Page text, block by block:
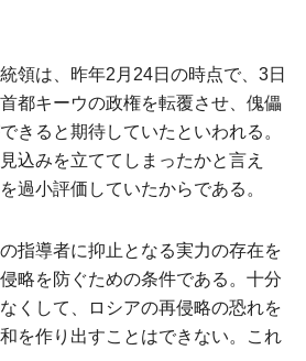
領は、昨年2月24日の時点で、3日
都キーウの政権を転覆させ、傀儡
きると期待していたといわれる。
込みを立ててしまったかと言え
過小評価していたからである。
指導者に抑止となる実力の存在を
略を防ぐための条件である。十分
くして、ロシアの再侵略の恐れを
を作り出すことはできない。これ